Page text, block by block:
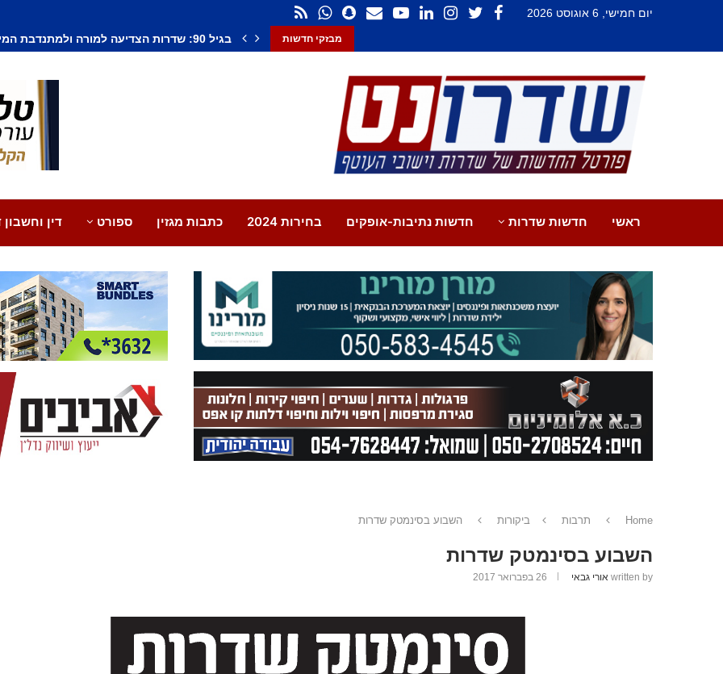
יום חמישי, 6 אוגוסט 2026
מבזקי חדשות חשד לחיסול בנתיבות: אדם נורה למוות, צעיר
ראשי חדשות שדרות חדשות נתיבות-אופקים בחירות 2024 כתבות מגזין ספורט דין וחשבון
Home תרבות ביקורות השבוע בסינמטק שדרות
השבוע בסינמטק שדרות
written by אורי גבאי 26 בפברואר 2017